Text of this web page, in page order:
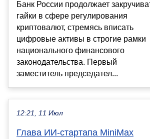
Банк России продолжает
гайки в сфере регулирования
криптовалют, стремясь вписать
цифровые активы в строгие рамки
национального финансового
законодательства. Первый
заместитель председател...
12:21, 11 Июл
Глава ИИ-стартапа MiniMax